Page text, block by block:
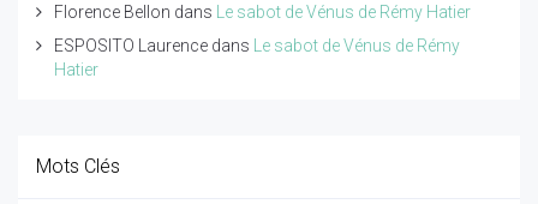
Florence Bellon dans
Le sabot de Vénus de Rémy Hatier
ESPOSITO Laurence dans
Le sabot de Vénus de Rémy
Hatier
Mots Clés